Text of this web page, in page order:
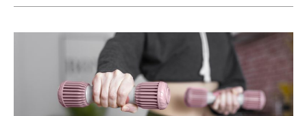
nutricionista